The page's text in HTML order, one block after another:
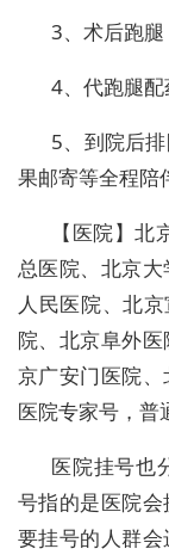
3、术后跑腿
4、代跑腿配
5、到院后
果邮寄等全程陪
【医院】
总医院、北京
人民医院、北
院、北京阜外
京广安门医院
医院专家号，普
医院挂号也
号指的是医院
要挂号的人群